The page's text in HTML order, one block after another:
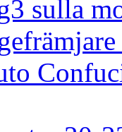
sulla